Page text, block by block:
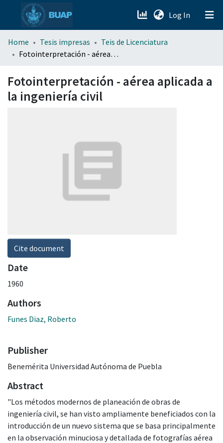
Log In (current)
menu.section.about_menu
Home Tesis impresas
Teis de Licenciatura
Fotointerpretación - aérea aplicada a la ingeniería civil
Fotointerpretación - aérea aplicada a
la ingeniería civil
Cite document
Date
1960
Authors
Funes Diaz, Roberto
Publisher
Benemérita Universidad Autónoma de Puebla
Abstract
"Los métodos modernos de planeación de obras de
ingeniería civil, se han visto ampliamente beneficiados con la
introducción de un nuevo sistema que se basa principalmente
en la observación minuciosa y detallada de fotografías aérea